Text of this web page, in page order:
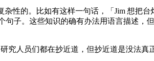
的。比如有这样一句话，「Jim 想把
子。这些知识的确有办法用语言描述
员们都在抄近道，但抄近道是没法真